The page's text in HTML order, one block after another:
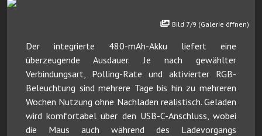
Bild 7/9 (Galerie öffnen)
Der integrierte 480-mAh-Akku liefert eine
überzeugende Ausdauer. Je nach gewählter
Verbindungsart, Polling-Rate und aktivierter RGB-
Beleuchtung sind mehrere Tage bis hin zu mehreren
Wochen Nutzung ohne Nachladen realistisch. Geladen
wird komfortabel über den USB-C-Anschluss, wobei
die Maus auch während des Ladevorgangs